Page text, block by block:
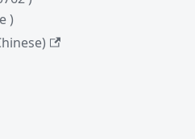
)